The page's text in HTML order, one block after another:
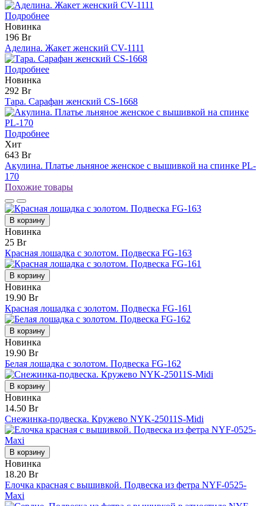
Подробнее
Новинка
196 Br
Аделина. Жакет женский CV-1111
Подробнее
Новинка
292 Br
Тара. Сарафан женский CS-1668
Подробнее
Хит
643 Br
Акулина. Платье льняное женское с вышивкой на спинке PL-
170
Похожие товары
В корзину
Новинка
25 Br
Красная лошадка с золотом. Подвеска FG-163
В корзину
Новинка
19.90 Br
Красная лошадка с золотом. Подвеска FG-161
В корзину
Новинка
19.90 Br
Белая лошадка с золотом. Подвеска FG-162
В корзину
Новинка
14.50 Br
Снежинка-подвеска. Кружево NYK-25011S-Midi
В корзину
Новинка
18.20 Br
Елочка красная с вышивкой. Подвеска из фетра NYF-0525-
Maxi